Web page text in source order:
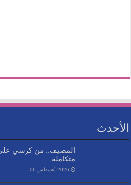
الأحدث
المصيف.. من كرسي على
متكاملة
2026 أغسطس 06